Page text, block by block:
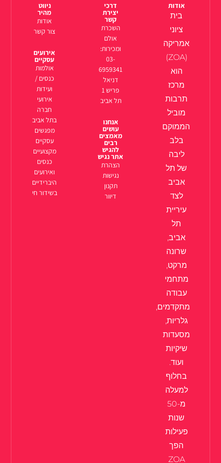
אודות
בית
ציוני
אמריקה
(ZOA)
הוא
מרכז
תרבות
מוביל
הממוקם
בלב
ליבה
של תל
אביב
לצד
עיריית
תל
אביב,
שרונה
מרקט,
מתחמי
עבודה
מתקדמים,
גלריות,
מסעדות
שיקיות
ועוד.
בחלוף
למעלה
מ-50
שנות
פעילות
הפך
ZOA
דרכי
יצירת
קשר
השכרת
אולם
ומכירות:
03-
6959341
דניאל
פריש 1
תל אביב
אנחנו
עושים
מאמצים
רבים
להגיש
אתר נגיש
הצהרת
נגישות
תקנון
דיוור
ניווט
מהיר
אודות
צור קשר
אירועים
עסקיים
אולמות
כנסים /
ועידות
אירועי
חברה
בתל אביב
מפגשים
עסקיים
מקצועיים
כנסים
ואירועים
היברידיים
בשידור חי